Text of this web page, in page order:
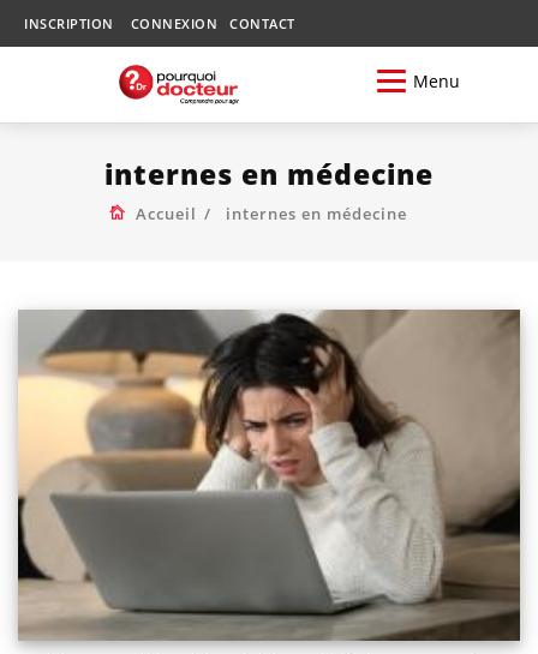
INSCRIPTION CONNEXION CONTACT
Menu
internes en médecine
Accueil internes en médecine